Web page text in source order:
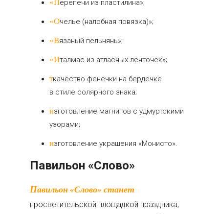
«Перепечи из пластилина»;
«Очелье (налобная повязка)»;
«Вязаный пельнянь»;
«Италмас из атласных ленточек»;
ткачество фенечки на бердечке
в стиле солярного знака;
изготовление магнитов с удмуртскими
узорами;
изготовление украшения «Монисто».
Павильон «Слово»
Павильон «Слово» станет
просветительской площадкой праздника,